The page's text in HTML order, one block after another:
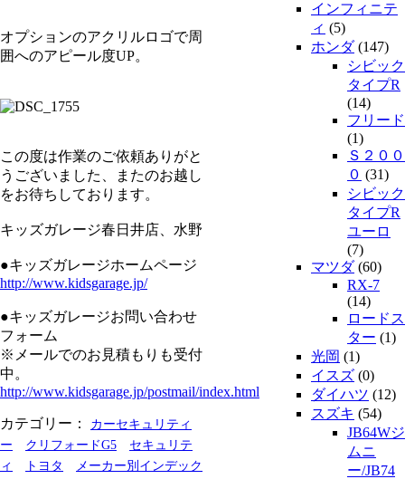
オプションのアクリルロゴで周
囲へのアピール度UP。
この度は作業のご依頼ありがと
うございました、またのお越し
をお待ちしております。
キッズガレージ春日井店、水野
●キッズガレージホームページ
http://www.kidsgarage.jp/
●キッズガレージお問い合わせ
フォーム
※メールでのお見積もりも受付
中。
http://www.kidsgarage.jp/postmail/index.html
カテゴリー：
カーセキュリティ
ー
クリフォードG5
セキュリテ
ィ
トヨタ
メーカー別インデック
インフィニテ
ィ (5)
ホンダ(147)
シビック
タイプR
(14)
フリード
(1)
Ｓ２００
０ (31)
シビック
タイプR
ユーロ
(7)
マツダ(60)
RX-7
(14)
ロードス
ター (1)
光岡 (1)
イスズ (0)
ダイハツ (12)
スズキ (54)
JB64Wジ
ムニ
ー/JB74